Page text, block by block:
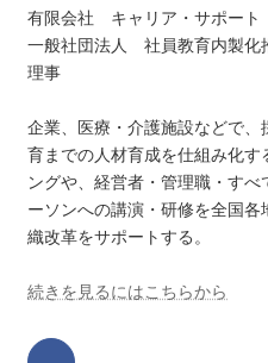
有限会社 キャリア・サポー
一般社団法人 社員教育内製
理事
企業、医療・介護施設などで、
育までの人材育成を仕組み化す
ングや、経営者・管理職・すべ
ーソンへの講演・研修を全国各
織改革をサポートする。
続きを見るにはこちらから